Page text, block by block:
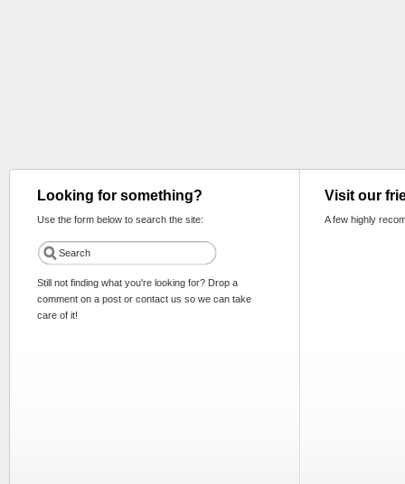
Looking for something?
Use the form below to search the site:
Still not finding what you're looking for? Drop a
comment on a post or contact us so we can take
care of it!
Visit our
A few highly